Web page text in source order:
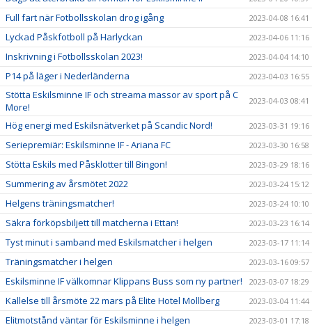
Full fart när Fotbollsskolan drog igång 2023-04-08 16:41
Lyckad Påskfotboll på Harlyckan 2023-04-06 11:16
Inskrivning i Fotbollsskolan 2023! 2023-04-04 14:10
P14 på läger i Nederländerna 2023-04-03 16:55
Stötta Eskilsminne IF och streama massor av sport på C
More!
2023-04-03 08:41
Hög energi med Eskilsnätverket på Scandic Nord! 2023-03-31 19:16
Seriepremiär: Eskilsminne IF - Ariana FC 2023-03-30 16:58
Stötta Eskils med Påsklotter till Bingon! 2023-03-29 18:16
Summering av årsmötet 2022 2023-03-24 15:12
Helgens träningsmatcher! 2023-03-24 10:10
Säkra förköpsbiljett till matcherna i Ettan! 2023-03-23 16:14
Tyst minut i samband med Eskilsmatcher i helgen 2023-03-17 11:14
Träningsmatcher i helgen 2023-03-16 09:57
Eskilsminne IF välkomnar Klippans Buss som ny partner! 2023-03-07 18:29
Kallelse till årsmöte 22 mars på Elite Hotel Mollberg 2023-03-04 11:44
Elitmotstånd väntar för Eskilsminne i helgen 2023-03-01 17:18